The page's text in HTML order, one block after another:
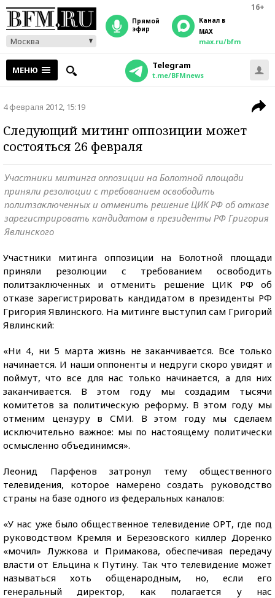
16+
Москва
прямой
эфир
Канал в
MAX
max.ru/bfm
МЕНЮ Telegram
t.me/BFMnews
4 февраля 2012, 15:19
Следующий митинг оппозиции может
состояться 26 февраля
Участники митинга оппозиции на Болотной площади
приняли резолюции с требованием освободить
политзаключенных и отменить решение ЦИК РФ об отказе
зарегистрировать кандидатом в президенты РФ Григория
Явлинского
Участники митинга оппозиции на Болотной площади
приняли резолюции с требованием освободить
политзаключенных и отменить решение ЦИК РФ об
отказе зарегистрировать кандидатом в президенты РФ
Григория Явлинского. На митинге выступил сам Григорий
Явлинский:
«Ни 4, ни 5 марта жизнь не заканчивается. Все только
начинается. И наши оппоненты и недруги скоро увидят и
поймут, что все для нас только начинается, а для них
заканчивается. В этом году мы создадим тысячи
комитетов за политическую реформу. В этом году мы
отменим цензуру в СМИ. В этом году мы сделаем
исключительно важное: мы по настоящему политически
осмысленно объединимся».
Леонид Парфенов затронул тему общественного
телевидения, которое намерено создать руководство
страны на базе одного из федеральных каналов:
«У нас уже было общественное телевидение ОРТ, где под
руководством Кремля и Березовского киллер Доренко
«мочил» Лужкова и Примакова, обеспечивая передачу
власти от Ельцина к Путину. Так что телевидение может
называться хоть общенародным, но, если его
генеральный директор, как полагается у нас